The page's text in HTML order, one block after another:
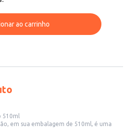
ao carrinho
em sua embalagem de 510ml, é uma